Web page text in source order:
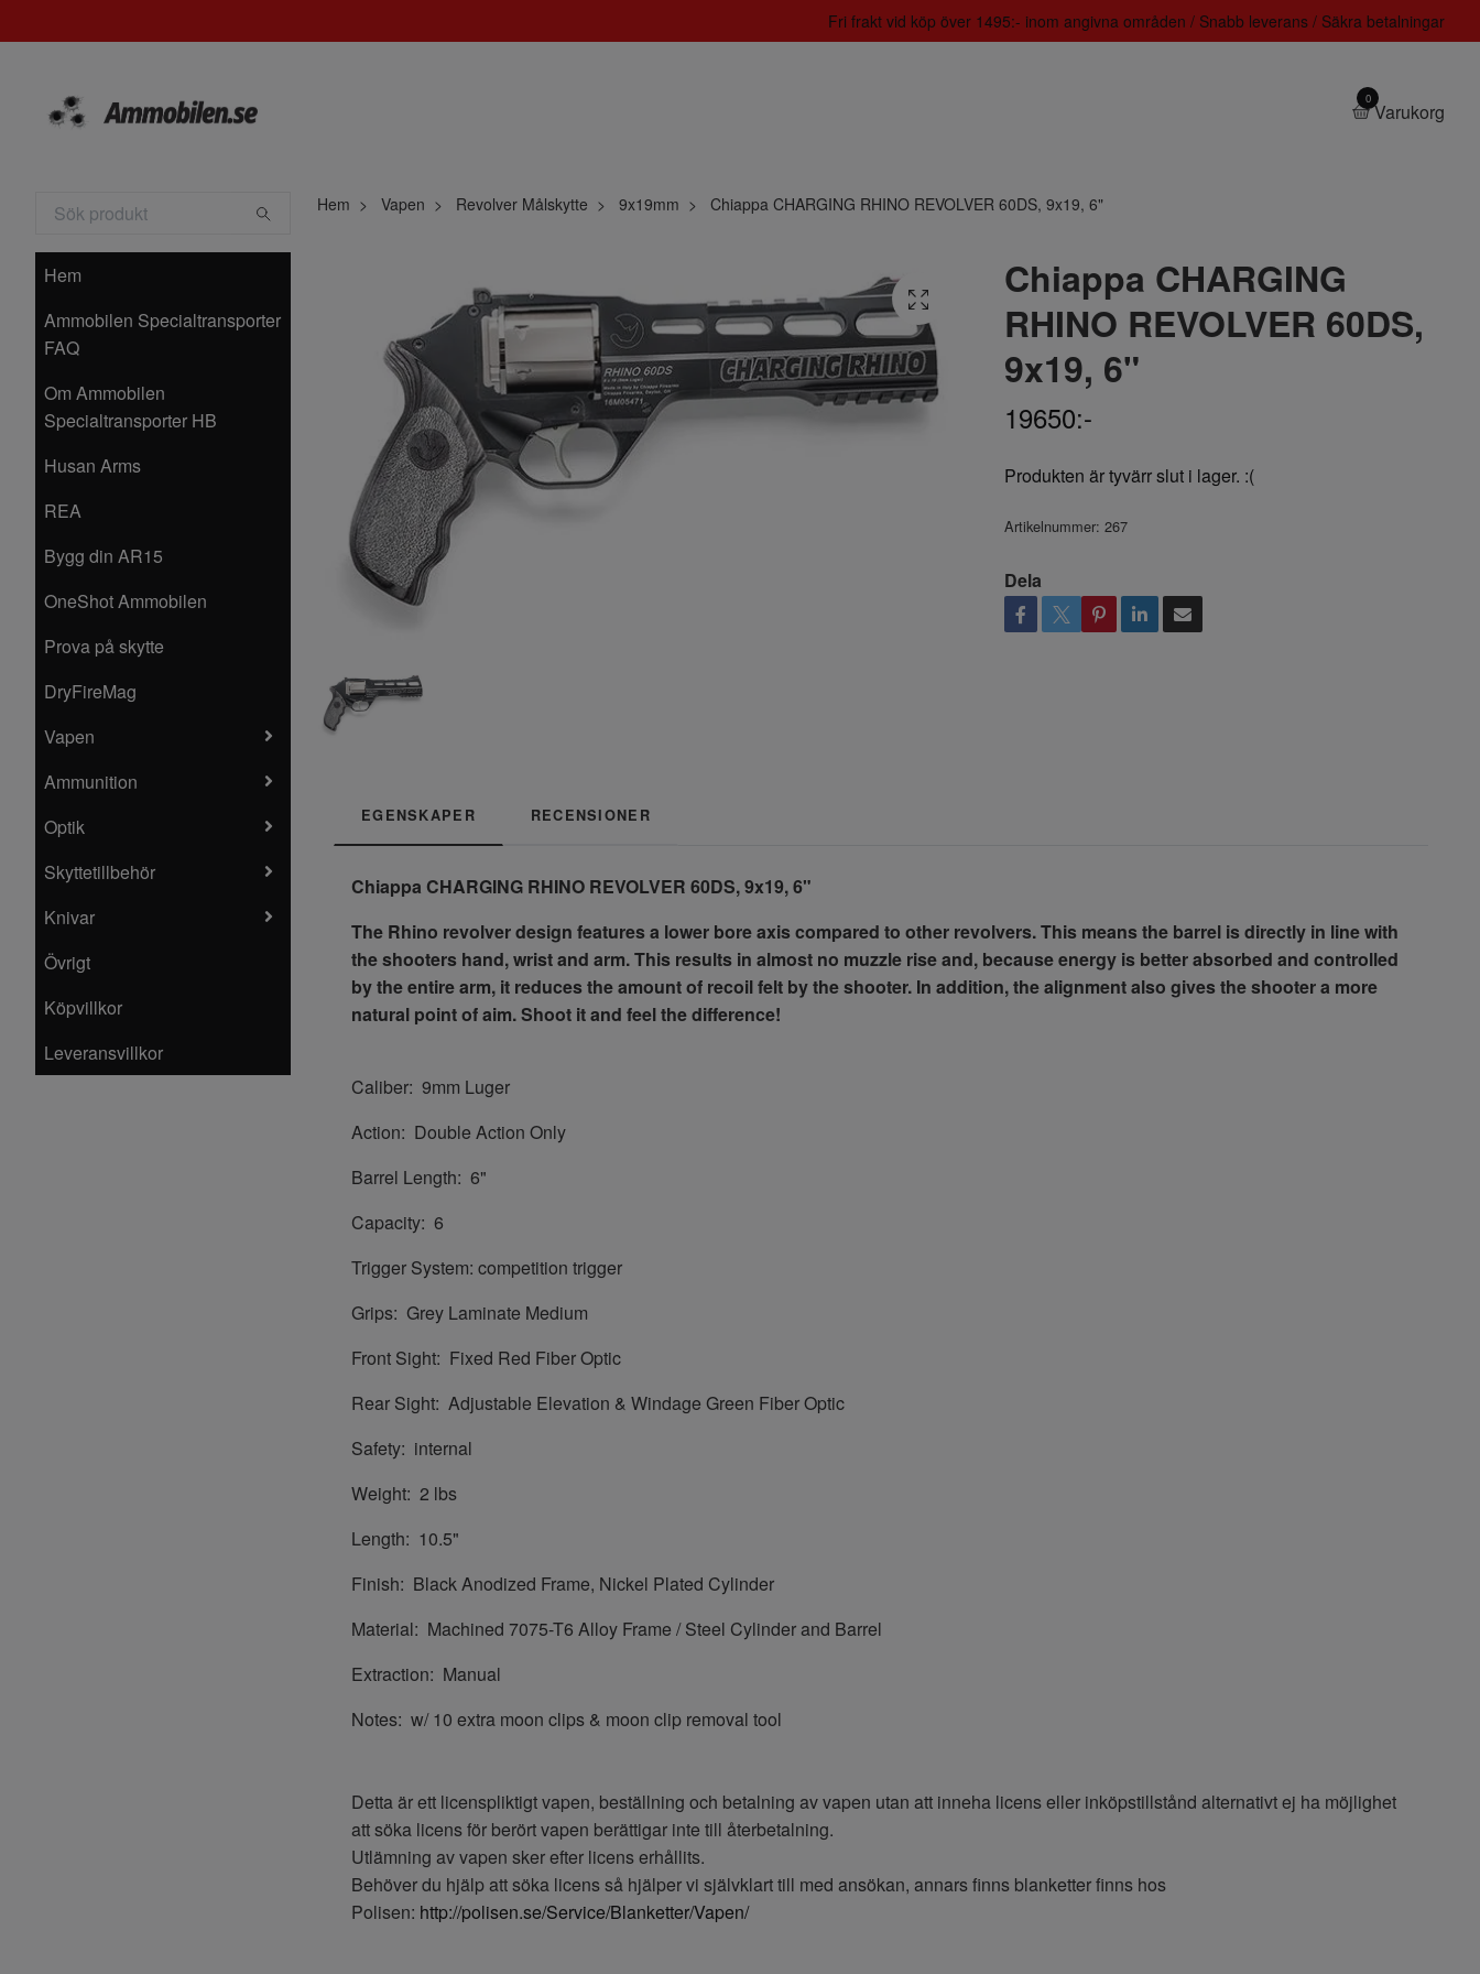
Fri frakt vid köp över 1495:- inom angivna områden / Snabb leverans / Säkra betalningar
0
Varukorg
Hem
Ammobilen Specialtransporter
FAQ
Om Ammobilen
Specialtransporter HB
Husan Arms
REA
Bygg din AR15
OneShot Ammobilen
Prova på skytte
DryFireMag
Vapen
Ammunition
Optik
Skyttetillbehör
Knivar
Övrigt
Köpvillkor
Leveransvillkor
Hem Vapen Revolver Målskytte 9x19mm Chiappa CHARGING RHINO REVOLVER 60DS, 9x19, 6"
Chiappa CHARGING
RHINO REVOLVER 60DS,
9x19, 6"
19650:-
Produkten är tyvärr slut i lager. :(
Artikelnummer: 267
Dela
EGENSKAPER RECENSIONER
Chiappa CHARGING RHINO REVOLVER 60DS, 9x19, 6"
The Rhino revolver design features a lower bore axis compared to other revolvers. This means the barrel is directly in line with
the shooters hand, wrist and arm. This results in almost no muzzle rise and, because energy is better absorbed and controlled
by the entire arm, it reduces the amount of recoil felt by the shooter. In addition, the alignment also gives the shooter a more
natural point of aim. Shoot it and feel the difference!
Caliber: 9mm Luger
Action: Double Action Only
Barrel Length: 6"
Capacity: 6
Trigger System: competition trigger
Grips: Grey Laminate Medium
Front Sight: Fixed Red Fiber Optic
Rear Sight: Adjustable Elevation & Windage Green Fiber Optic
Safety: internal
Weight: 2 lbs
Length: 10.5"
Finish: Black Anodized Frame, Nickel Plated Cylinder
Material: Machined 7075-T6 Alloy Frame / Steel Cylinder and Barrel
Extraction: Manual
Notes: w/ 10 extra moon clips & moon clip removal tool
Detta är ett licenspliktigt vapen, beställning och betalning av vapen utan att inneha licens eller inköpstillstånd alternativt ej ha möjlighet
att söka licens för berört vapen berättigar inte till återbetalning.
Utlämning av vapen sker efter licens erhållits.
Behöver du hjälp att söka licens så hjälper vi självklart till med ansökan, annars finns blanketter finns hos
Polisen: http://polisen.se/Service/Blanketter/Vapen/